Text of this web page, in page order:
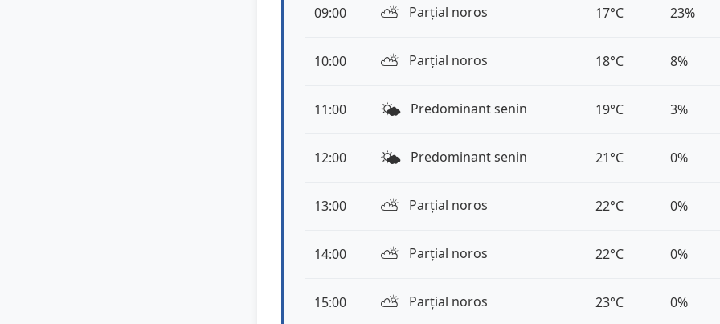
09:00 ⛅️ Parțial noros 17°C 23%
10:00 ⛅️ Parțial noros 18°C 8%
11:00 🌤️ Predominant senin 19°C 3%
12:00 🌤️ Predominant senin 21°C 0%
13:00 ⛅️ Parțial noros 22°C 0%
14:00 ⛅️ Parțial noros 22°C 0%
15:00 ⛅️ Parțial noros 23°C 0%